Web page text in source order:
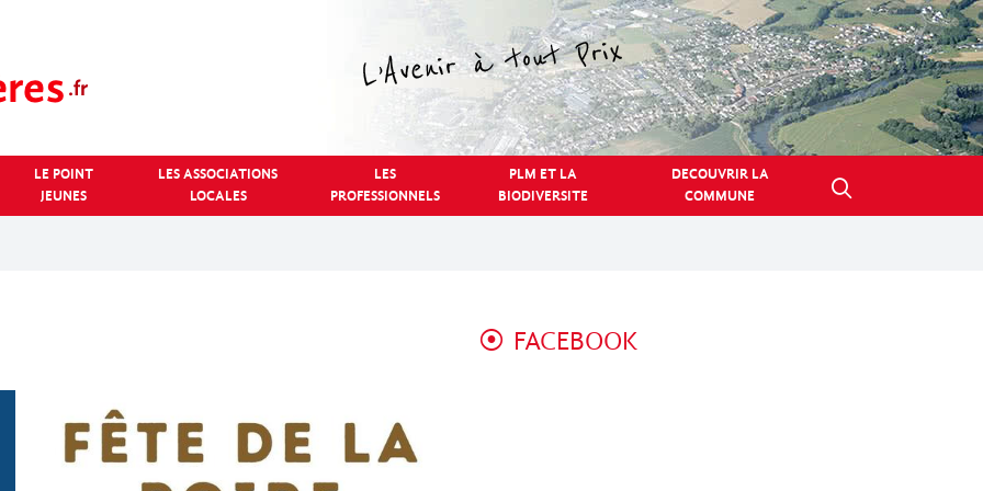
LE POINT
JEUNES
LES ASSOCIATIONS
LOCALES
LES
PROFESSIONNELS
PLM ET LA
BIODIVERSITE
DECOUVRIR LA
COMMUNE
FACEBOOK